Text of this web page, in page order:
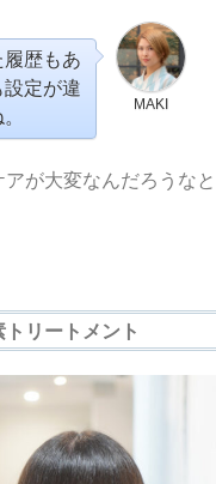
MAKI
歴もあ
定が違
が大変なんだろうなと
リートメント